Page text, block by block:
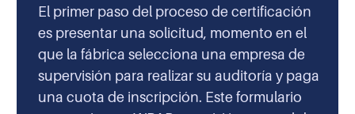
El primer paso del proceso de certificación
es presentar una solicitud, momento en el
que la fábrica selecciona una empresa de
supervisión para realizar su auditoría y paga
una cuota de inscripción. Este formulario